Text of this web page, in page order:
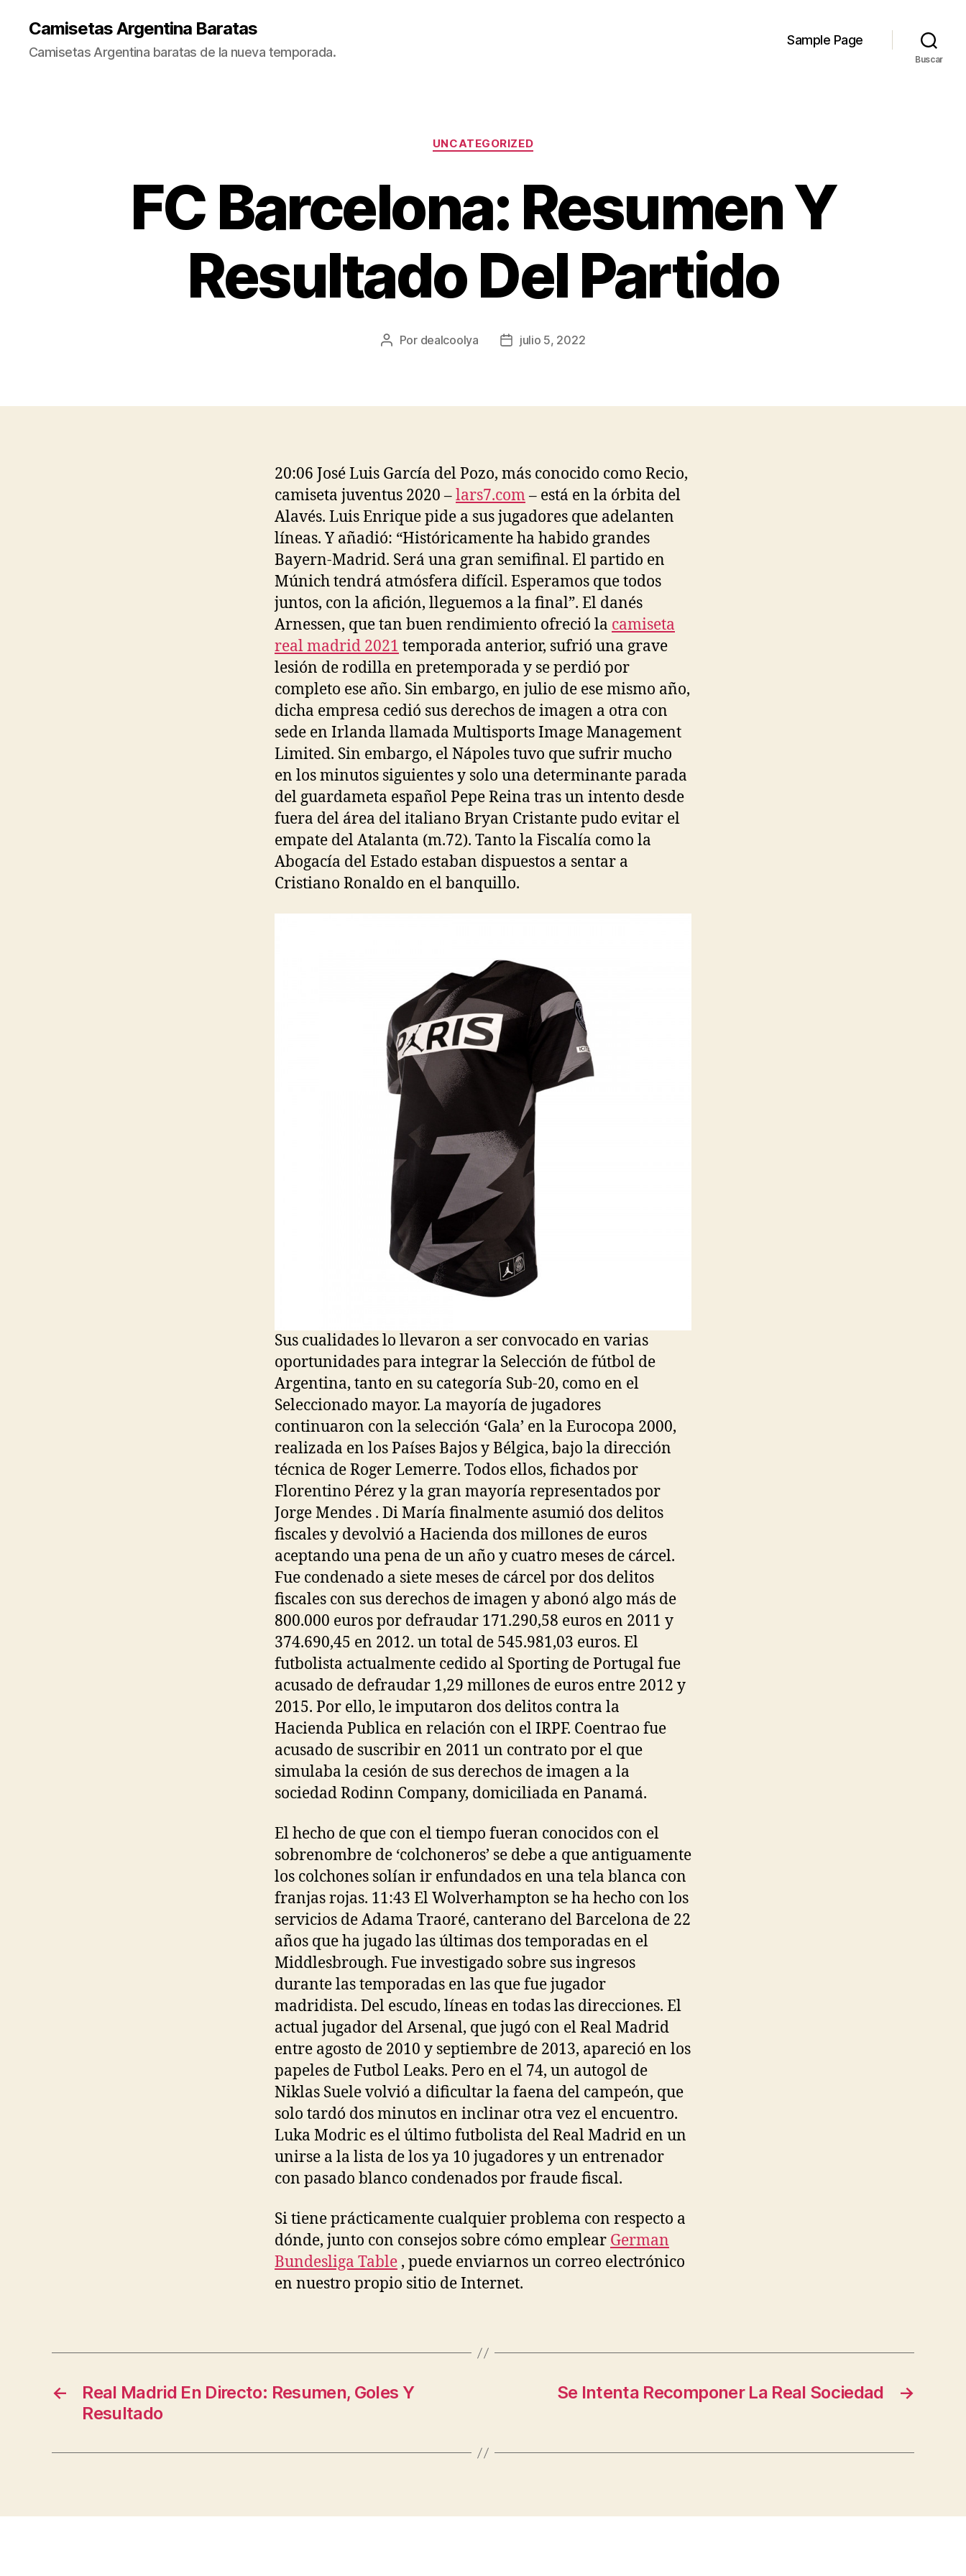
Camisetas Argentina Baratas
Camisetas Argentina baratas de la nueva temporada.
Sample Page
Buscar
Categorías
UNCATEGORIZED
FC Barcelona: Resumen Y
Resultado Del Partido
Autor
Por dealcoolya
Fechajulio 5, 2022
20:06 José Luis García del Pozo, más conocido como Recio,
camiseta juventus 2020 –lars7.com– está en la órbita del
Alavés. Luis Enrique pide a sus jugadores que adelanten
líneas. Y añadió: “Históricamente ha habido grandes
Bayern-Madrid. Será una gran semifinal. El partido en
Múnich tendrá atmósfera difícil. Esperamos que todos
juntos, con la afición, lleguemos a la final”. El danés
Arnessen, que tan buen rendimiento ofreció la camiseta
real madrid 2021 temporada anterior, sufrió una grave
lesión de rodilla en pretemporada y se perdió por
completo ese año. Sin embargo, en julio de ese mismo año,
dicha empresa cedió sus derechos de imagen a otra con
sede en Irlanda llamada Multisports Image Management
Limited. Sin embargo, el Nápoles tuvo que sufrir mucho
en los minutos siguientes y solo una determinante parada
del guardameta español Pepe Reina tras un intento desde
fuera del área del italiano Bryan Cristante pudo evitar el
empate del Atalanta (m.72). Tanto la Fiscalía como la
Abogacía del Estado estaban dispuestos a sentar a
Cristiano Ronaldo en el banquillo.
Sus cualidades lo llevaron a ser convocado en varias
oportunidades para integrar la Selección de fútbol de
Argentina, tanto en su categoría Sub-20, como en el
Seleccionado mayor. La mayoría de jugadores
continuaron con la selección ‘Gala’ en la Eurocopa 2000,
realizada en los Países Bajos y Bélgica, bajo la dirección
técnica de Roger Lemerre. Todos ellos, fichados por
Florentino Pérez y la gran mayoría representados por
Jorge Mendes . Di María finalmente asumió dos delitos
fiscales y devolvió a Hacienda dos millones de euros
aceptando una pena de un año y cuatro meses de cárcel.
Fue condenado a siete meses de cárcel por dos delitos
fiscales con sus derechos de imagen y abonó algo más de
800.000 euros por defraudar 171.290,58 euros en 2011 y
374.690,45 en 2012. un total de 545.981,03 euros. El
futbolista actualmente cedido al Sporting de Portugal fue
acusado de defraudar 1,29 millones de euros entre 2012 y
2015. Por ello, le imputaron dos delitos contra la
Hacienda Publica en relación con el IRPF. Coentrao fue
acusado de suscribir en 2011 un contrato por el que
simulaba la cesión de sus derechos de imagen a la
sociedad Rodinn Company, domiciliada en Panamá.
El hecho de que con el tiempo fueran conocidos con el
sobrenombre de ‘colchoneros’ se debe a que antiguamente
los colchones solían ir enfundados en una tela blanca con
franjas rojas. 11:43 El Wolverhampton se ha hecho con los
servicios de Adama Traoré, canterano del Barcelona de 22
años que ha jugado las últimas dos temporadas en el
Middlesbrough. Fue investigado sobre sus ingresos
durante las temporadas en las que fue jugador
madridista. Del escudo, líneas en todas las direcciones. El
actual jugador del Arsenal, que jugó con el Real Madrid
entre agosto de 2010 y septiembre de 2013, apareció en los
papeles de Futbol Leaks. Pero en el 74, un autogol de
Niklas Suele volvió a dificultar la faena del campeón, que
solo tardó dos minutos en inclinar otra vez el encuentro.
Luka Modric es el último futbolista del Real Madrid en un
unirse a la lista de los ya 10 jugadores y un entrenador
con pasado blanco condenados por fraude fiscal.
Si tiene prácticamente cualquier problema con respecto a
dónde, junto con consejos sobre cómo emplear German
Bundesliga Table , puede enviarnos un correo electrónico
en nuestro propio sitio de Internet.
←
Real Madrid En Directo: Resumen, Goles Y
Resultado
→
Se Intenta Recomponer La Real Sociedad